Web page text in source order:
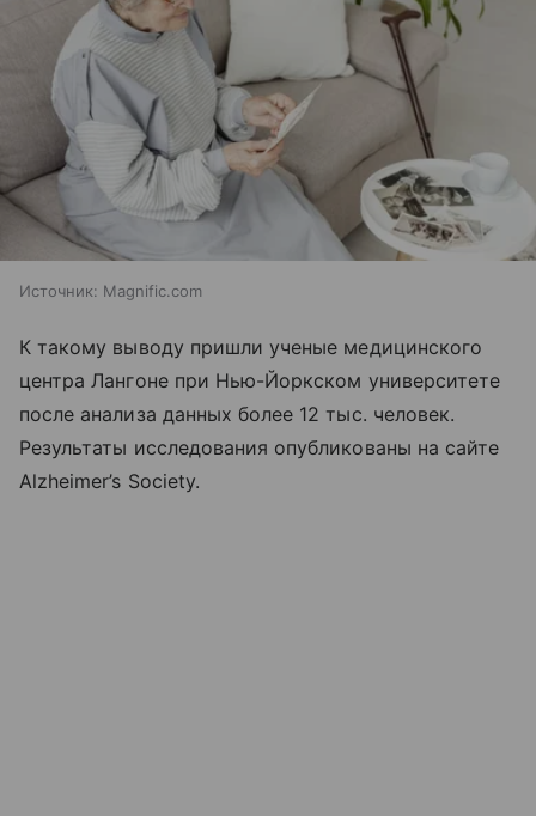
Источник: Magnific.com
К такому выводу пришли ученые медицинского
центра Лангоне при Нью-Йоркском университете
после анализа данных более 12 тыс. человек.
Результаты исследования опубликованы на сайте
Alzheimer’s Society.